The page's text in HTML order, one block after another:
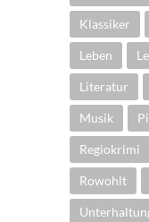
Klassiker
Leben
Literatur
Musik
Regiokrimi
Rowohlt